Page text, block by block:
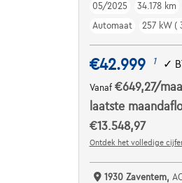
05/2025
34.178 km
Automaat
257 kW (
€42.999 1 ✓
Vanaf €649,27/
laatste
€13.548,97
Ontdek het volledige
1930 Zaventem,